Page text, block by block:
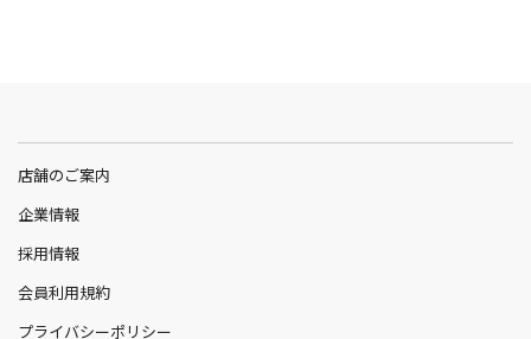
店舗のご案内
企業情報
採用情報
会員利用規約
プライバシーポリシー